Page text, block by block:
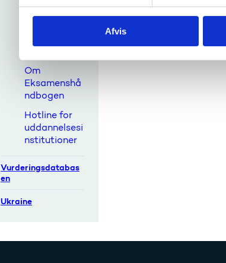
v
Afvis
vurde
ring
Om
Eksamenshå
ndbogen
Hotline for
uddannelsesi
nstitutioner
Vurderingsdatabas
en
Ukraine